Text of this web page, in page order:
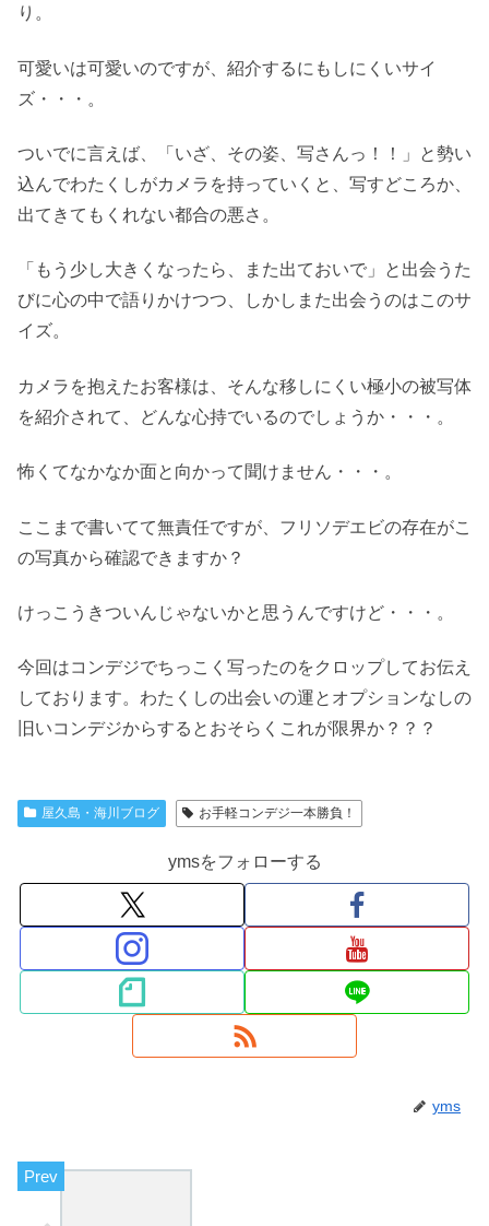
り。
可愛いは可愛いのですが、紹介するにもしにくいサイ
ズ・・・。
ついでに言えば、「いざ、その姿、写さんっ！！」と勢い
込んでわたくしがカメラを持っていくと、写すどころか、
出てきてもくれない都合の悪さ。
「もう少し大きくなったら、また出ておいで」と出会うた
びに心の中で語りかけつつ、しかしまた出会うのはこのサ
イズ。
カメラを抱えたお客様は、そんな移しにくい極小の被写体
を紹介されて、どんな心持でいるのでしょうか・・・。
怖くてなかなか面と向かって聞けません・・・。
ここまで書いてて無責任ですが、フリソデエビの存在がこ
の写真から確認できますか？
けっこうきついんじゃないかと思うんですけど・・・。
今回はコンデジでちっこく写ったのをクロップしてお伝え
しております。わたくしの出会いの運とオプションなしの
旧いコンデジからするとおそらくこれが限界か？？？
屋久島・海川ブログ お手軽コンデジ一本勝負！
ymsをフォローする
yms